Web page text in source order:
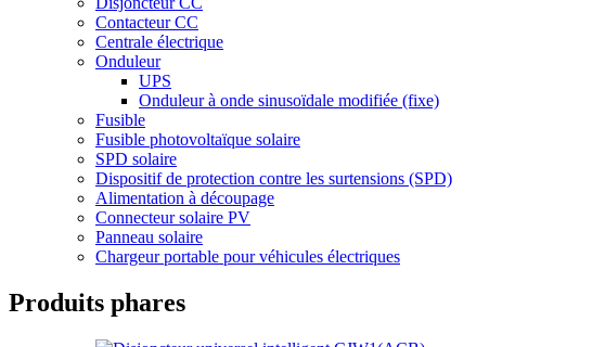
Contacteur CC
Centrale électrique
Onduleur
UPS
Onduleur à onde sinusoïdale modifiée (fixe)
Fusible
Fusible photovoltaïque solaire
SPD solaire
Dispositif de protection contre les surtensions (SPD)
Alimentation à découpage
Connecteur solaire PV
Panneau solaire
Chargeur portable pour véhicules électriques
Produits phares